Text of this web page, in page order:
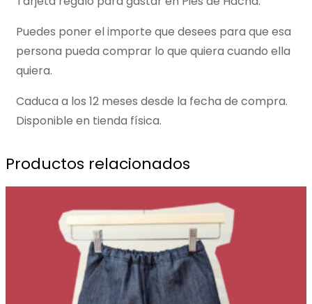
Puedes poner el importe que desees para que esa
persona pueda comprar lo que quiera cuando ella
quiera.
Caduca a los 12 meses desde la fecha de compra.
Disponible en tienda física.
Productos relacionados